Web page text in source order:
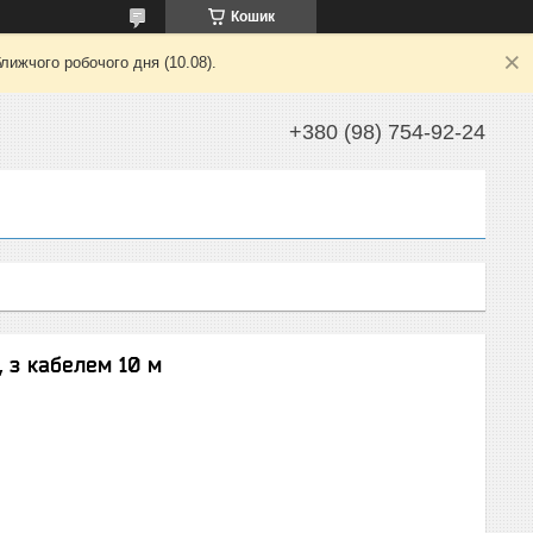
Кошик
робочого дня (10.08).
+380 (98) 754-92-24
з кабелем 10 м